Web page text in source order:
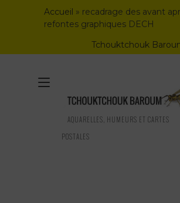
Accueil » recadrage des avant
refontes graphiques DECH
Tchouktchouk
AQUARELLES, HUMEURS ET CARTES
POSTALES
Toggle
navigation